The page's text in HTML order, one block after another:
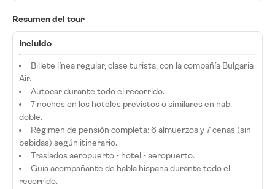
Resumen del tour
Incluido
Billete línea regular, clase turista, con la compañía Bulgaria
Air.
Autocar durante todo el recorrido.
7 noches en los hoteles previstos o similares en hab.
doble.
Régimen de pensión completa: 6 almuerzos y 7 cenas (sin
bebidas) según itinerario.
Traslados aeropuerto - hotel - aeropuerto.
Guía acompañante de habla hispana durante todo el
recorrido.